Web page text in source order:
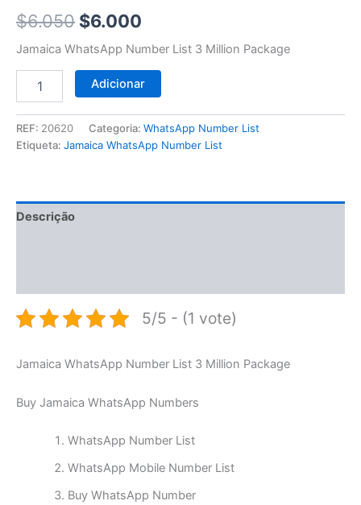
$6.050 $6.000
Jamaica WhatsApp Number List 3 Million Package
Adicionar
REF: 20620 Categoria: WhatsApp Number List
Etiqueta: Jamaica WhatsApp Number List
Descrição
5/5 - (1 vote)
Jamaica WhatsApp Number List 3 Million Package
Buy Jamaica WhatsApp Numbers
WhatsApp Number List
WhatsApp Mobile Number List
Buy WhatsApp Number